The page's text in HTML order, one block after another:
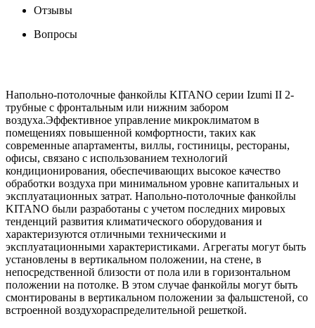
Отзывы
Вопросы
Напольно-потолочные фанкойлы KITANO серии Izumi II 2-
трубные с фронтальным или нижним забором
воздуха.Эффективное управление микроклиматом в
помещениях повышенной комфортности, таких как
современные апартаменты, виллы, гостиницы, рестораны,
офисы, связано с использованием технологий
кондиционирования, обеспечивающих высокое качество
обработки воздуха при минимальном уровне капитальных и
эксплуатационных затрат. Напольно-потолочные фанкойлы
KITANO были разработаны с учетом последних мировых
тенденций развития климатического оборудования и
характеризуются отличными техническими и
эксплуатационными характеристиками. Агрегаты могут быть
установлены в вертикальном положении, на стене, в
непосредственной близости от пола или в горизонтальном
положении на потолке. В этом случае фанкойлы могут быть
смонтированы в вертикальном положении за фальшстеной, со
встроенной воздухораспределительной решеткой.